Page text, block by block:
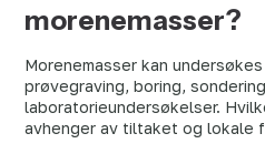
morenemasser?
Morenemasser kan
prøvegraving, boring,
laboratorieundersøkelser.
avhenger av tiltaket og lokale